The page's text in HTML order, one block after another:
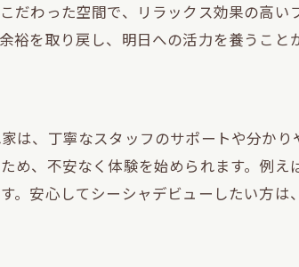
だわった空間で、リラックス効果の高
を取り戻し、明日への活力を養うこと
は、丁寧なスタッフのサポートや分か
め、不安なく体験を始められます。例
。安心してシーシャデビューしたい方